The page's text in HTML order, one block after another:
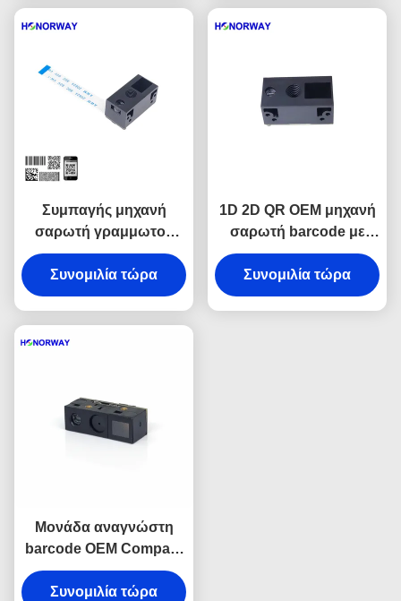
Συμπαγής μηχανή
σαρωτή γραμμωτού
κώδικα OEM 1D 2D,
μονάδα ανάγνωσης
κώδικα QR 0.3MP Pixels
Συνομιλία τώρα
1D 2D QR OEM μηχανή
σαρωτή barcode με
TTL USB για λιανικά
σούπερ μάρκετ
Συνομιλία τώρα
Μονάδα αναγνώστη
barcode OEM Compact
Mini με τροφοδοσία
3.3V και πάχος 6.8mm
Συνομιλία τώρα